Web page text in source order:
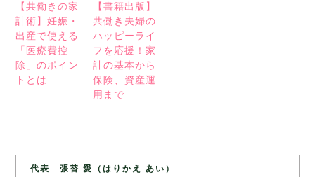
【共働きの家
計術】妊娠・
出産で使える
「医療費控
除」のポイン
トとは
【書籍出版】
共働き夫婦の
ハッピーライ
フを応援！家
計の基本から
保険、資産運
用まで
代表 張替 愛（はりかえ あい）